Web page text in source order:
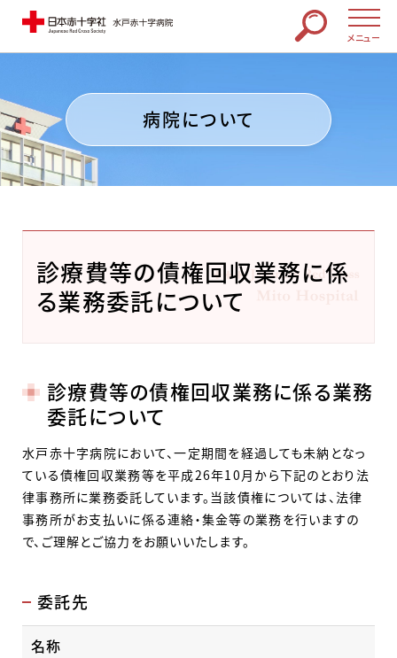
メニュー
病院について
診療費等の債権回収業務に係
る業務委託について
診療費等の債権回収業務に係る業務
委託について
水戸赤十字病院において、一定期間を経過しても未納となっ
ている債権回収業務等を平成26年10月から下記のとおり法
律事務所に業務委託しています。当該債権については、法律
事務所がお支払いに係る連絡・集金等の業務を行いますの
で、ご理解とご協力をお願いいたします。
委託先
名称